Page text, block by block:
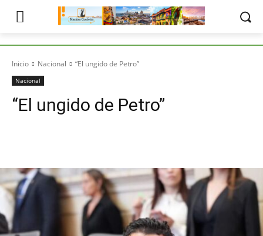
Inicio Nacional “El ungido de Petro”
Nacional
“El ungido de Petro”